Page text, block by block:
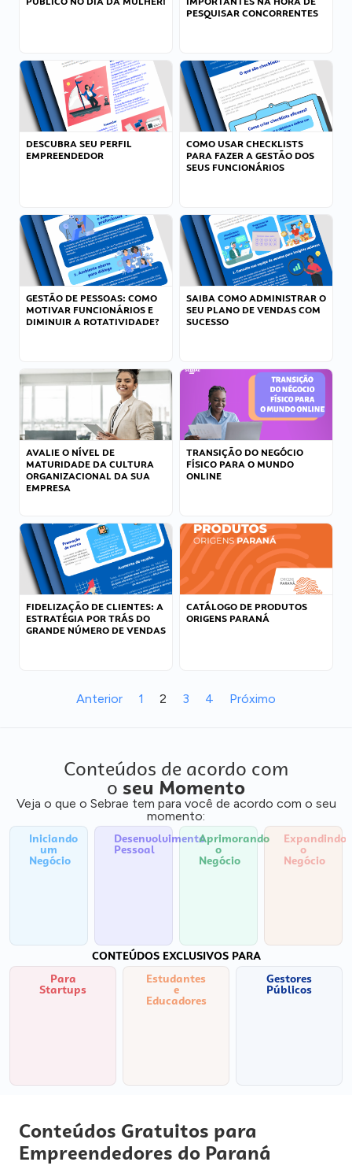
PESQUISAR CONCORRENTES
DESCUBRA SEU PERFIL
EMPREENDEDOR
COMO USAR CHECKLISTS
PARA FAZER A GESTÃO DOS
SEUS FUNCIONÁRIOS
GESTÃO DE PESSOAS: COMO
MOTIVAR FUNCIONÁRIOS E
DIMINUIR A ROTATIVIDADE?
SAIBA COMO ADMINISTRAR O
SEU PLANO DE VENDAS COM
SUCESSO
AVALIE O NÍVEL DE
MATURIDADE DA CULTURA
ORGANIZACIONAL DA SUA
EMPRESA
TRANSIÇÃO DO NEGÓCIO
FÍSICO PARA O MUNDO
ONLINE
FIDELIZAÇÃO DE CLIENTES: A
ESTRATÉGIA POR TRÁS DO
GRANDE NÚMERO DE VENDAS
CATÁLOGO DE PRODUTOS
ORIGENS PARANÁ
Anterior 1 2 3 4 Próximo
Conteúdos de acordo com
o seu Momento
Veja o que o Sebrae tem para você de acordo com o seu
momento:
Iniciando
um
Negócio
Desenvolvimento
Pessoal
Aprimorando
o
Negócio
Expandindo
o
Negócio
CONTEÚDOS EXCLUSIVOS PARA
Para
Startups
Estudantes
e
Educadores
Gestores
Públicos
Conteúdos Gratuitos para
Empreendedores do Paraná